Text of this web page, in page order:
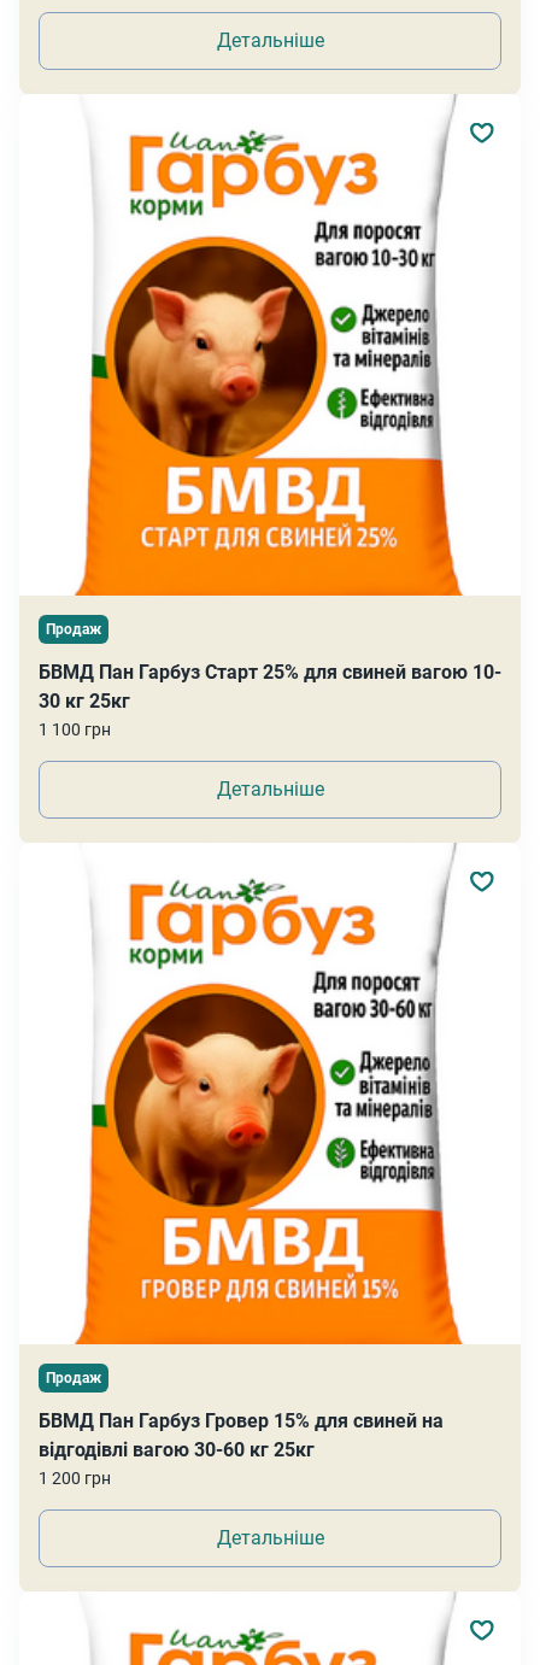
Детальніше
Продаж
БВМД Пан Гарбуз Старт 25% для свиней вагою 10-
30 кг 25кг
1 100 грн
Детальніше
Продаж
БВМД Пан Гарбуз Гровер 15% для свиней на
відгодівлі вагою 30-60 кг 25кг
1 200 грн
Детальніше